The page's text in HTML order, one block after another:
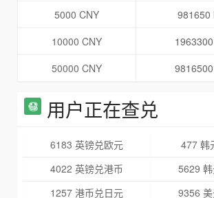
5000 CNY
981650
10000 CNY
50000 CNY
用户正在查兑
6183 英镑兑欧元 477 韩
4022 英镑兑港币
5629
1257 港币兑日元
9356